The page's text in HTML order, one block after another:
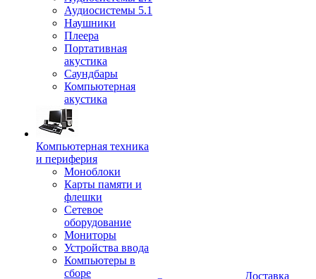
Аудиосистемы 5.1
Наушники
Плеера
Портативная
акустика
Саундбары
Компьютерная
акустика
Компьютерная техника
и периферия
Моноблоки
Карты памяти и
флешки
Сетевое
оборудование
Мониторы
Устройства ввода
Компьютеры в
сборе
Доставка